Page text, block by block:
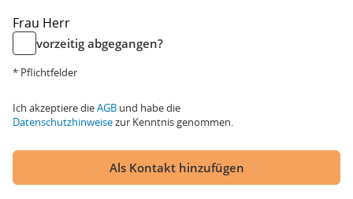
Frau Herr
vorzeitig abgegangen?
* Pflichtfelder
Ich akzeptiere dieAGB und habe die
Datenschutzhinweisezur Kenntnis genommen.
Als Kontakt hinzufügen